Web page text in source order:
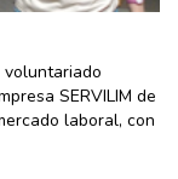
voluntariado
SERVILIM de
laboral, con